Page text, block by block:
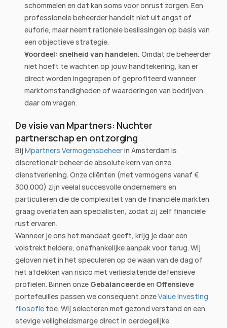
schommelen en dat kan soms voor onrust zorgen. Een
professionele beheerder handelt niet uit angst of
euforie, maar neemt rationele beslissingen op basis van
een objectieve strategie.
Voordeel: snelheid van handelen. Omdat de beheerder
niet hoeft te wachten op jouw handtekening, kan er
direct worden ingegrepen of geprofiteerd wanneer
marktomstandigheden of waarderingen van bedrijven
daar om vragen.
De visie van Mpartners: Nuchter
partnerschap en ontzorging
Bij Mpartners Vermogensbeheer in Amsterdam is
discretionair beheer de absolute kern van onze
dienstverlening. Onze cliënten (met vermogens vanaf €
300.000) zijn veelal succesvolle ondernemers en
particulieren die de complexiteit van de financiële markten
graag overlaten aan specialisten, zodat zij zelf financiële
rust ervaren.
Wanneer je ons het mandaat geeft, krijg je daar een
volstrekt heldere, onafhankelijke aanpak voor terug. Wij
geloven niet in het speculeren op de waan van de dag of
het afdekken van risico met verlieslatende defensieve
profielen. Binnen onze Gebalanceerde en Offensieve
portefeuilles passen we consequent onze Value Investing
filosofie toe. Wij selecteren met gezond verstand en een
stevige veiligheidsmarge direct in oerdegelijke